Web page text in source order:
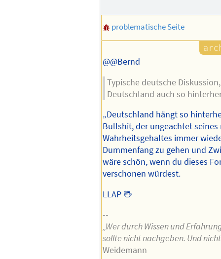
problematische Seite
@@Bernd
Typische deutsche
Deutschland auch so
„Deutschland hängt so
Bullshit, der ungeachtet
Wahrheitsgehaltes immer
Dummenfang zu gehen und
wäre schön, wenn du dieses
verschonen würdest.
LLAP 🖖
--
„Wer durch Wissen und
sollte nicht nachgeben. Und
Weidemann